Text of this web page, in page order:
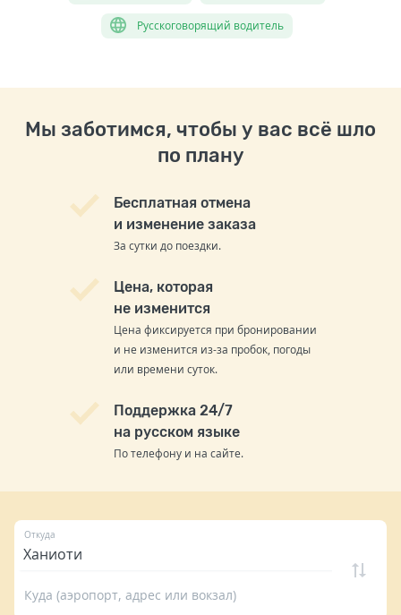
Русскоговорящий водитель
Мы заботимся, чтобы у вас всё шло
по плану
Бесплатная отмена
и изменение заказа
За сутки до поездки.
Цена, которая
не изменится
Цена фиксируется при бронировании
и не изменится из-за пробок, погоды
или времени суток.
Поддержка 24/7
на русском языке
По телефону и на сайте.
Откуда
Куда (аэропорт, адрес или вокзал)